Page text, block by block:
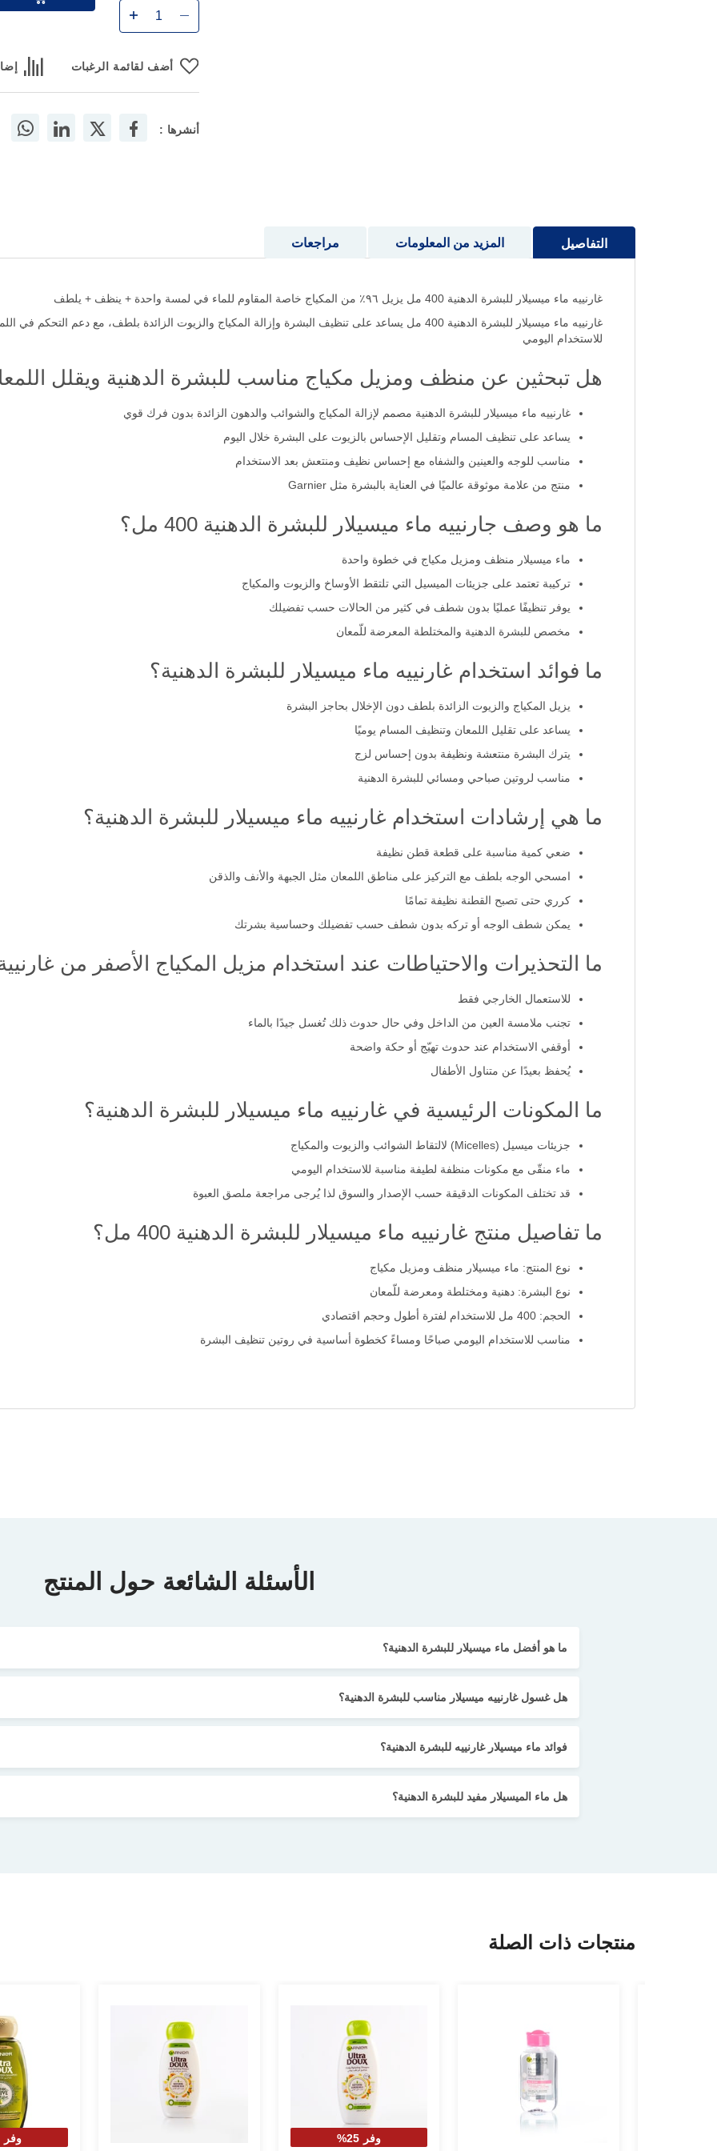
أضف لقائمة الرغبات
أنشرها :
التفاصيل
غارنييه ماء ميسيلار للبشرة الدهنية 400 مل يزيل ٩٦٪ من المكياج خاصة المقاوم للماء في لمسة واحدة + ينظف + يلطف
غارنييه ماء ميسيلار للبشرة الدهنية 400 مل يساعد على تنظيف البشرة وإزالة المكياج والزيوت الزائدة بلطف، مع
للاستخدام اليومي
هل تبحثين عن منظف ومزيل مكياج مناسب للبشرة الدهنية ويقلل
غارنييه ماء ميسيلار للبشرة الدهنية مصمم لإزالة المكياج والشوائب والدهون الزائدة بدون فرك قوي
يساعد على تنظيف المسام وتقليل الإحساس بالزيوت على البشرة خلال اليوم
مناسب للوجه والعينين والشفاه مع إحساس نظيف ومنتعش بعد الاستخدام
منتج من علامة موثوقة عالميًا في العناية بالبشرة مثل Garnier
ما هو وصف جارنييه ماء ميسيلار للبشرة الدهنية 400 مل؟
ماء ميسيلار منظف ومزيل مكياج في خطوة واحدة
تركيبة تعتمد على جزيئات الميسيل التي تلتقط الأوساخ والزيوت والمكياج
يوفر تنظيفًا عمليًا بدون شطف في كثير من الحالات حسب تفضيلك
مخصص للبشرة الدهنية والمختلطة المعرضة للّمعان
ما فوائد استخدام غارنييه ماء ميسيلار للبشرة الدهنية؟
يزيل المكياج والزيوت الزائدة بلطف دون الإخلال بحاجز البشرة
يساعد على تقليل اللمعان وتنظيف المسام يوميًا
يترك البشرة منتعشة ونظيفة بدون إحساس لزج
مناسب لروتين صباحي ومسائي للبشرة الدهنية
ما هي إرشادات استخدام غارنييه ماء ميسيلار للبشرة الدهنية؟
ضعي كمية مناسبة على قطعة قطن نظيفة
امسحي الوجه بلطف مع التركيز على مناطق اللمعان مثل الجبهة والأنف والذقن
كرري حتى تصبح القطنة نظيفة تمامًا
يمكن شطف الوجه أو تركه بدون شطف حسب تفضيلك وحساسية بشرتك
ما التحذيرات والاحتياطات عند استخدام مزيل المكياج الأصفر من
للاستعمال الخارجي فقط
تجنب ملامسة العين من الداخل وفي حال حدوث ذلك تُغسل جيدًا بالماء
أوقفي الاستخدام عند حدوث تهيّج أو حكة واضحة
يُحفظ بعيدًا عن متناول الأطفال
ما المكونات الرئيسية في غارنييه ماء ميسيلار للبشرة الدهنية؟
جزيئات ميسيل (Micelles) لالتقاط الشوائب والزيوت والمكياج
ماء منقّى مع مكونات منظفة لطيفة مناسبة للاستخدام اليومي
قد تختلف المكونات الدقيقة حسب الإصدار والسوق لذا يُرجى مراجعة ملصق العبوة
ما تفاصيل منتج غارنييه ماء ميسيلار للبشرة الدهنية 400 مل؟
نوع المنتج: ماء ميسيلار منظف ومزيل مكياج
نوع البشرة: دهنية ومختلطة ومعرضة للّمعان
الحجم: 400 مل للاستخدام لفترة أطول وحجم اقتصادي
مناسب للاستخدام اليومي صباحًا ومساءً كخطوة أساسية في روتين تنظيف البشرة
المزيد من المعلومات مراجعات
الأسئلة الشائعة حول المنتج
ما هو أفضل ماء ميسيلار للبشرة الدهنية؟
هل غسول غارنييه ميسيلار مناسب للبشرة الدهنية؟
فوائد ماء ميسيلار غارنييه للبشرة الدهنية؟
هل ماء الميسيلار مفيد للبشرة الدهنية؟
منتجات ذات الصلة
وفر 25% وفر 25%